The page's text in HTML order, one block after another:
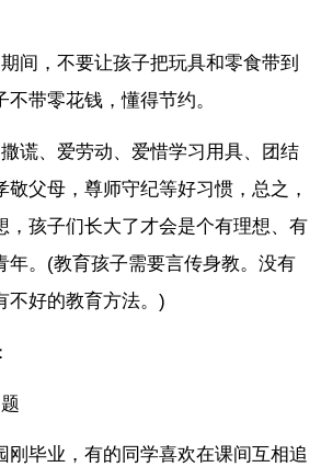
间，不要让孩子把玩具和零食带到
带零花钱，懂得节约。
谎、爱劳动、爱惜学习用具、团结
敬父母，尊师守纪等好习惯，总之，
，孩子们长大了才会是个有理想、有
年。(教育孩子需要言传身教。没有
不好的教育方法。)
刚毕业，有的同学喜欢在课间互相追